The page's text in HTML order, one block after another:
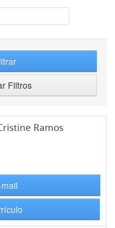
Filtros
Ramos